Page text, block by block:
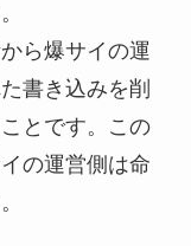
ら爆サイの運
書き込みを削
とです。この
の運営側は命